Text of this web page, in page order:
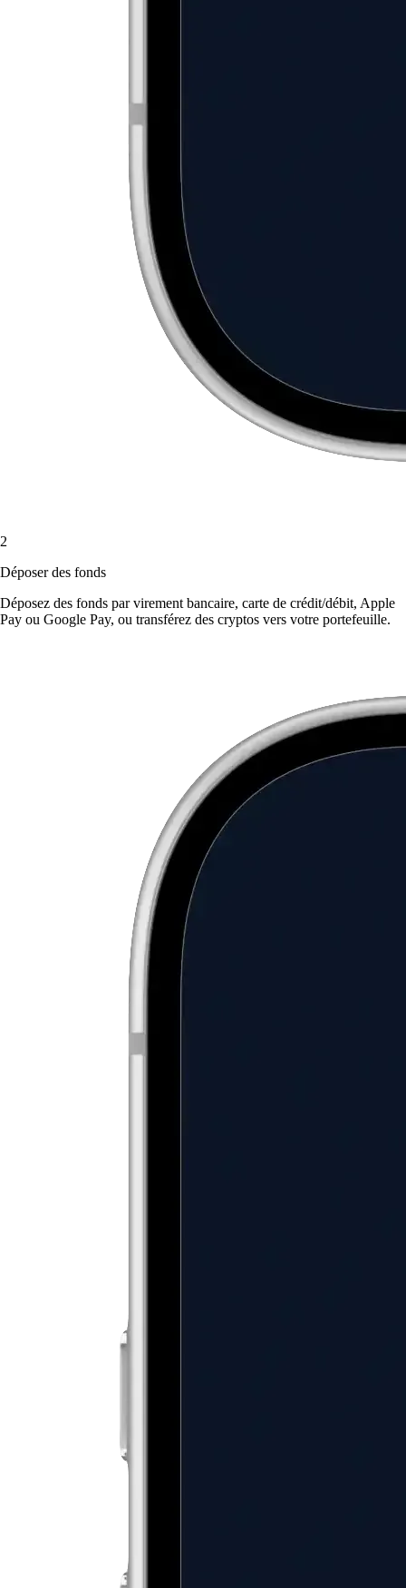
2
Déposer des fonds
Déposez des fonds par virement bancaire, carte de crédit/débit, Apple
Pay ou Google Pay, ou transférez des cryptos vers votre portefeuille.